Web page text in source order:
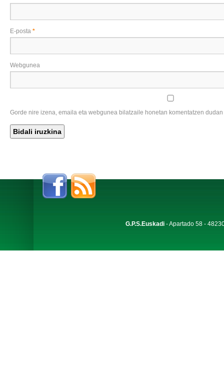
E-posta *
Webgunea
Gorde nire izena, emaila eta webgunea bilatzaile honetan komentatzen
G.P.S.Euskadi- Apartado 58 -